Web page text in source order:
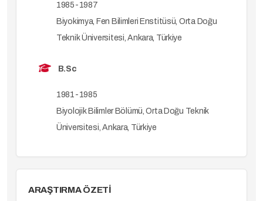
1985-1987
Biyokimya, Fen Bilimleri Enstitüsü, Orta Doğu
Teknik Üniversitesi, Ankara, Türkiye
B.Sc
1981-1985
Biyolojik Bilimler Bölümü, Orta Doğu Teknik
Üniversitesi, Ankara, Türkiye
ARAŞTIRMA ÖZETİ